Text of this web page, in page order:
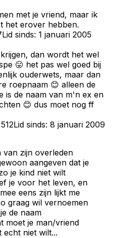
met je vriend, maar ik
het erover hebben.
Lid sinds: 1 januari 2005
dan wordt het wel
😛 het pas wel goed bij
ouderwets, maar dan
roepnaam 😊 alleen de
is de naam van m'n ex en
😊 dus moet nog ff
512Lid sinds: 8 januari 2009
van zijn overleden
aangeven dat je
je kind niet wilt
je voor het leven, en
eens zijn lijkt me
graag wil vernoemen
de naam
moet je man/vriend
echt niet wilt...